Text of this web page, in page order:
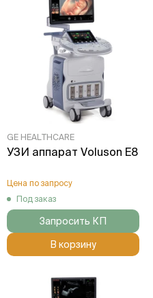
GE HEALTHCARE
УЗИ аппарат Voluson E8
Цена по запросу
Под заказ
Запросить КП
В корзину